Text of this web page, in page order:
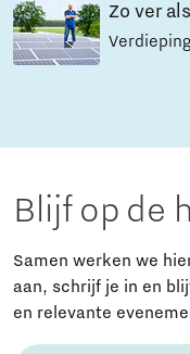
Zo ver
Blijf op de
Samen werken we
aan, schrijf je in en
en relevante